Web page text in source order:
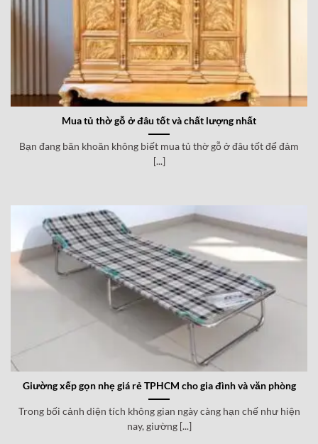
Mua tủ thờ gỗ ở đâu tốt và chất lượng nhất
Bạn đang băn khoăn không biết mua tủ thờ gỗ ở đâu tốt để đảm
[...]
Giường xếp gọn nhẹ giá rẻ TPHCM cho gia đình và văn phòng
Trong bối cảnh diện tích không gian ngày càng hạn chế như hiện
nay, giường [...]